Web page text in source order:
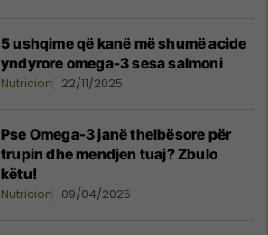
5 ushqime që kanë më shumë acide
yndyrore omega-3 sesa salmoni
Nutricion 22/11/2025
Pse Omega-3 janë thelbësore për
trupin dhe mendjen tuaj? Zbulo
këtu!
Nutricion 09/04/2025